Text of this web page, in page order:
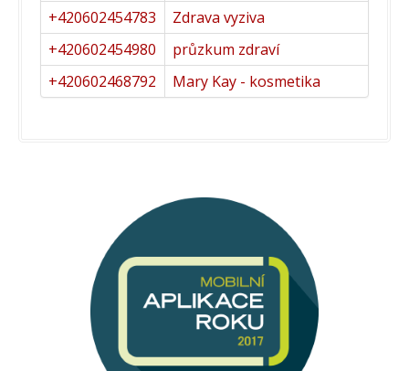
+420602454783
Zdrava vyziva
+420602454980
průzkum zdraví
+420602468792
Mary Kay - kosmetika